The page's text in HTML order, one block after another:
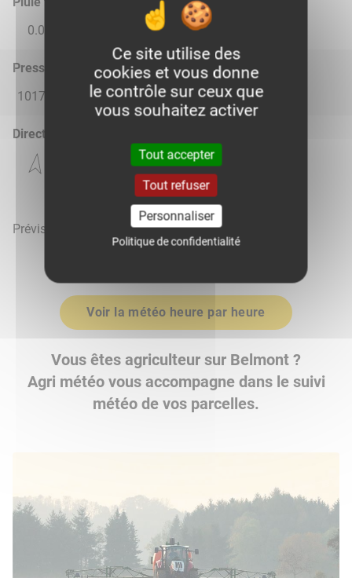
0.0
0.0
Pression atmosphérique (hPa)
1017.0
1016.0 1016.0 1017.0 1019.0
Direction du vent
Prévisions météo mises à jour le 8 août 2026 à 20h
Voir la météo heure par heure
Vous êtes agriculteur sur Belmont ?
Agri météo vous accompagne dans le suivi
météo de vos parcelles.
Ce site utilise des
cookies et vous donne
le contrôle sur ceux que
vous souhaitez activer
Tout accepter
Tout refuser
Personnaliser
Politique de confidentialité